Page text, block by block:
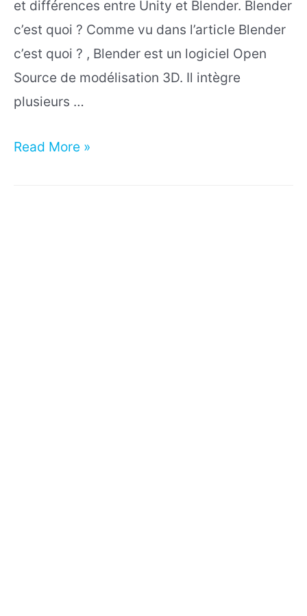
et différences entre Unity et Blender. Blender
c’est quoi ? Comme vu dans l’article Blender
c’est quoi ? , Blender est un logiciel Open
Source de modélisation 3D. Il intègre
plusieurs …
Blender
Read More »